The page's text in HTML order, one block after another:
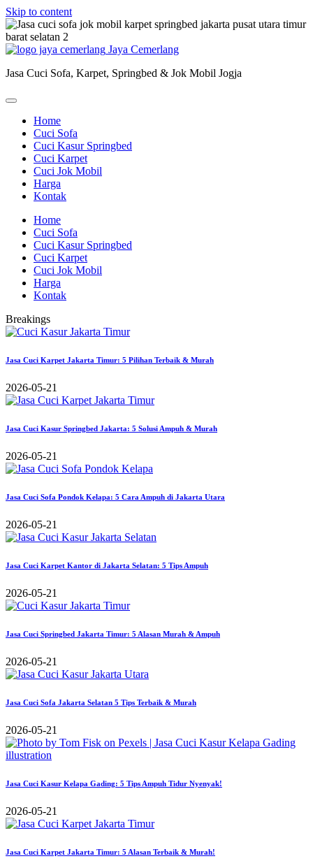
Skip to content
Jaya Cemerlang
Jasa Cuci Sofa, Karpet, Springbed & Jok Mobil Jogja
Home
Cuci Sofa
Cuci Kasur Springbed
Cuci Karpet
Cuci Jok Mobil
Harga
Kontak
Home
Cuci Sofa
Cuci Kasur Springbed
Cuci Karpet
Cuci Jok Mobil
Harga
Kontak
Breakings
Jasa Cuci Karpet Jakarta Timur: 5 Pilihan Terbaik & Murah
2026-05-21
Jasa Cuci Kasur Springbed Jakarta: 5 Solusi Ampuh & Murah
2026-05-21
Jasa Cuci Sofa Pondok Kelapa: 5 Cara Ampuh di Jakarta Utara
2026-05-21
Jasa Cuci Karpet Kantor di Jakarta Selatan: 5 Tips Ampuh
2026-05-21
Jasa Cuci Springbed Jakarta Timur: 5 Alasan Murah & Ampuh
2026-05-21
Jasa Cuci Sofa Jakarta Selatan 5 Tips Terbaik & Murah
2026-05-21
Jasa Cuci Kasur Kelapa Gading: 5 Tips Ampuh Tidur Nyenyak!
2026-05-21
Jasa Cuci Karpet Jakarta Timur: 5 Alasan Terbaik & Murah!